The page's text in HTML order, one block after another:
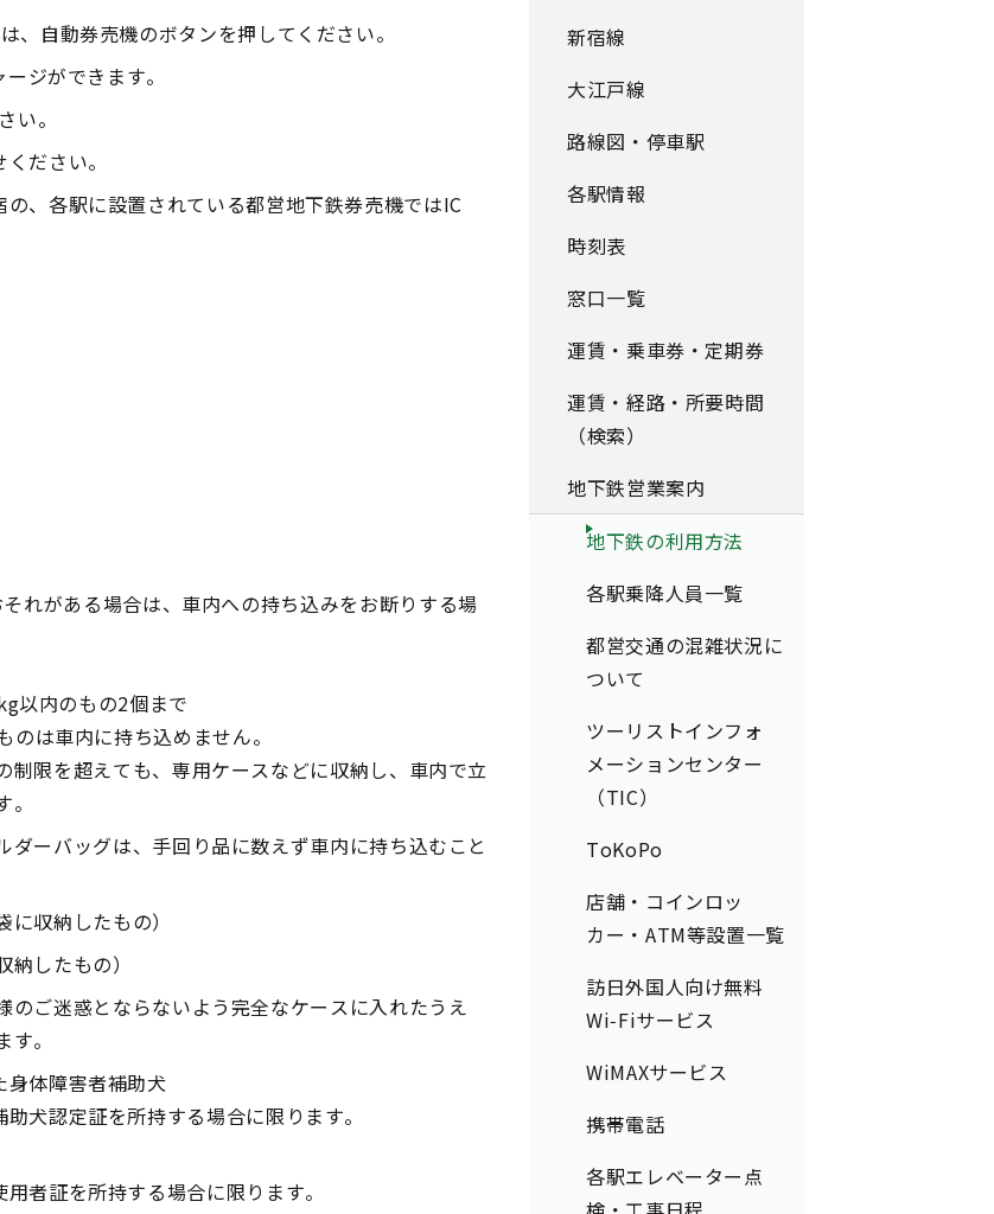
、自動券売機のボタンを押してください。
ジができます。
い。
ださい。
、各駅に設置されている都営地下鉄券売機ではIC
れがある場合は、車内への持ち込みをお断りする場
以内のもの2個まで
は車内に持ち込めません。
限を超えても、専用ケースなどに収納し、車内で立
ーバッグは、手回り品に数えず車内に持ち込むこと
収納したもの）
したもの）
ご迷惑とならないよう完全なケースに入れたうえ
。
身体障害者補助犬
犬認定証を所持する場合に限ります。
者証を所持する場合に限ります。
新宿線
大江戸線
路線図・停車駅
各駅情報
時刻表
窓口一覧
運賃・乗車券・定期券
運賃・経路・所要時間
（検索）
地下鉄営業案内
地下鉄の利用方法
各駅乗降人員一覧
都営交通の混雑状況に
ついて
ツーリストインフォ
メーションセンター
（TIC）
ToKoPo
店舗・コインロッ
カー・ATM等設置一覧
訪日外国人向け無料
Wi-Fiサービス
WiMAXサービス
携帯電話
各駅エレベーター点